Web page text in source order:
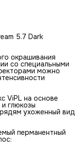
5.7 Dark
окрашивания
со специальными
можно
ViPL на основе
глюкозы
ухоженный вид
перманентный